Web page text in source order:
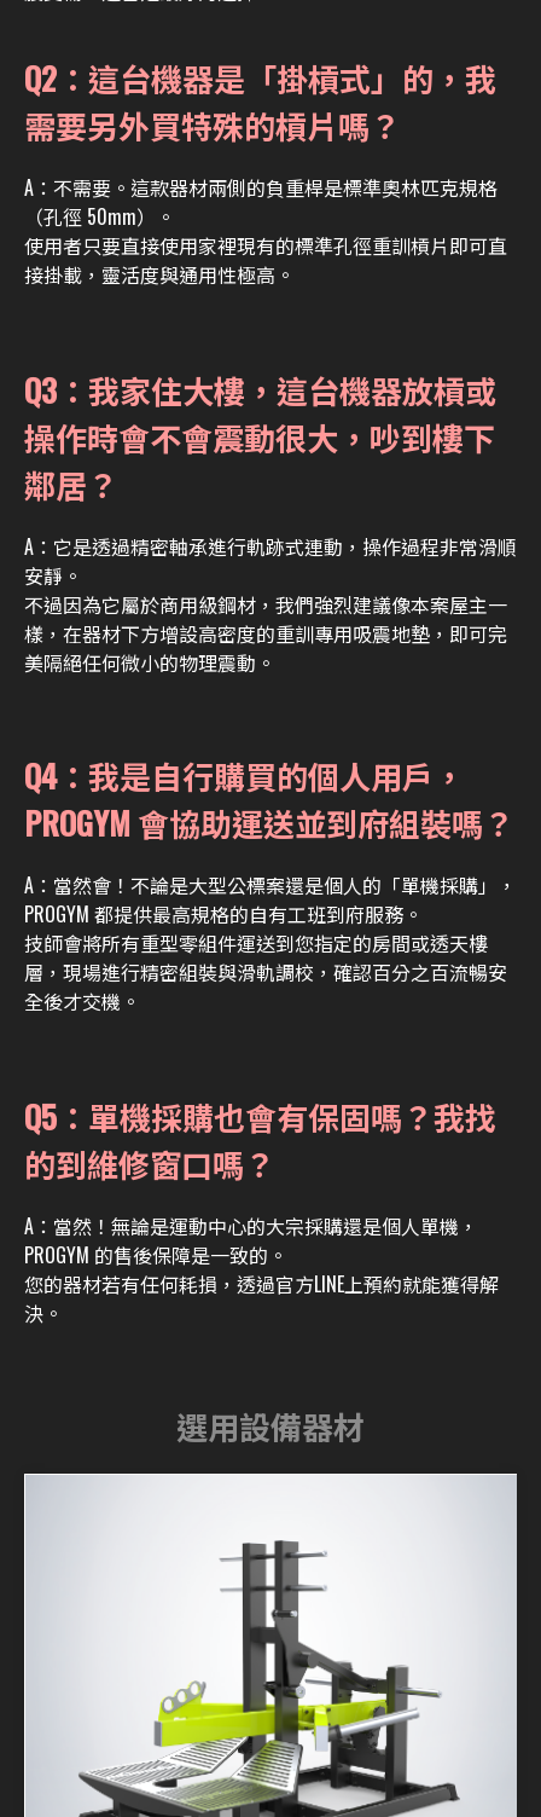
Q2：這台機器是「掛槓式」的，我
需要另外買特殊的槓片嗎？
A： 不需要。 這款器材兩側的負重桿是標準奧林匹克規格
（孔徑 50mm）。
使用者只要直接使用家裡現有的標準孔徑重訓槓片即可直
接掛載，靈活度與通用性極高。
Q3：我家住大樓，這台機器放槓或
操作時會不會震動很大，吵到樓下
鄰居？
A： 它是透過精密軸承進行軌跡式連動，操作過程非常滑順
安靜。
不過因為它屬於商用級鋼材，我們強烈建議像本案屋主一
樣，在器材下方增設高密度的重訓專用吸震地墊，即可完
美隔絕任何微小的物理震動。
Q4：我是自行購買的個人用戶，
PROGYM 會協助運送並到府組裝嗎？
A： 當然會！不論是大型公標案還是個人的「單機採購」，
PROGYM 都提供最高規格的自有工班到府服務。
技師會將所有重型零組件運送到您指定的房間或透天樓
層，現場進行精密組裝與滑軌調校，確認百分之百流暢安
全後才交機。
Q5：單機採購也會有保固嗎？我找
的到維修窗口嗎？
A： 當然！無論是運動中心的大宗採購還是個人單機，
PROGYM 的售後保障是一致的。
您的器材若有任何耗損，透過官方LINE上預約就能獲得解
決。
選用設備器材